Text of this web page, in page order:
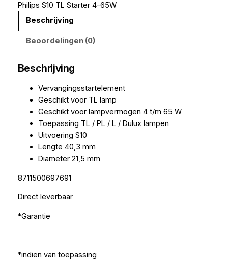
Philips S10 TL Starter 4-65W
Beschrijving
Beoordelingen (0)
Beschrijving
Vervangingsstartelement
Geschikt voor TL lamp
Geschikt voor lampvermogen 4 t/m 65 W
Toepassing TL / PL / L / Dulux lampen
Uitvoering S10
Lengte 40,3 mm
Diameter 21,5 mm
8711500697691
Direct leverbaar
*Garantie
*indien van toepassing